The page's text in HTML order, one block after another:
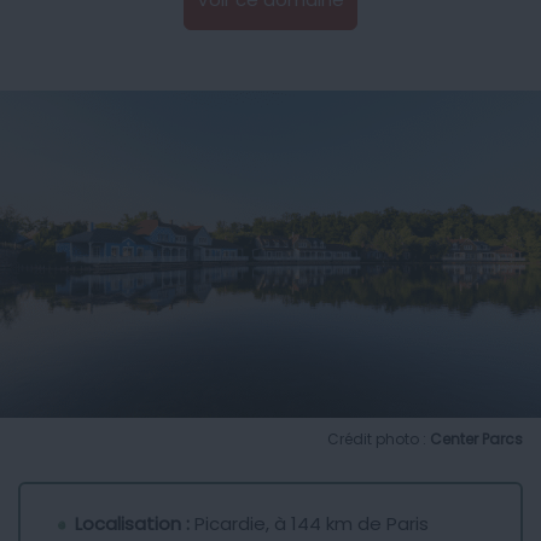
Crédit photo : Center Parcs
Localisation : Picardie, à 144 km de Paris